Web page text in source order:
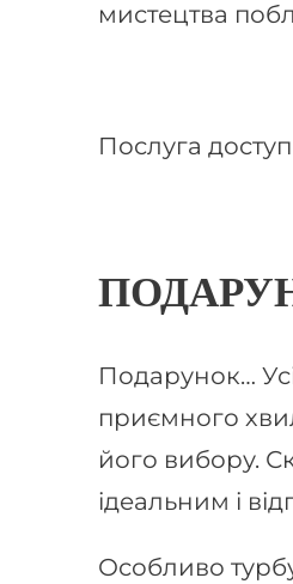
мистецтва
Послуга
Подарунок…
приємного
його вибору.
ідеальним і
Особливо